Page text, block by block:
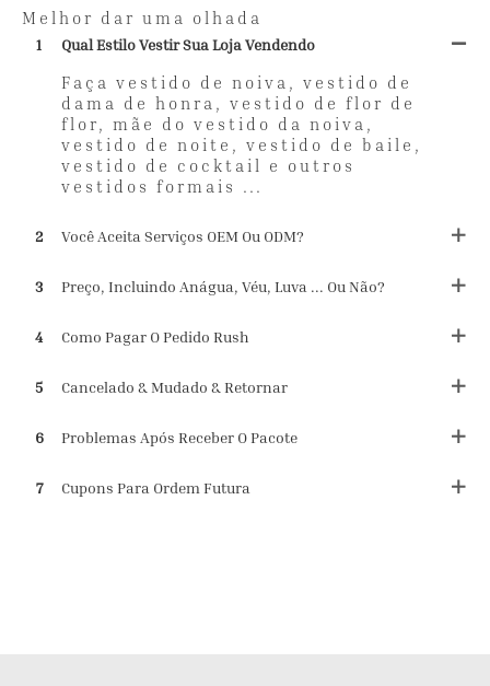
Melhor dar uma olhada
1 Qual Estilo Vestir Sua Loja Vendendo
Faça vestido de noiva, vestido de
dama de honra, vestido de flor de
flor, mãe do vestido da noiva,
vestido de noite, vestido de baile,
vestido de cocktail e outros
vestidos formais ...
2 Você Aceita Serviços OEM Ou ODM?
3 Preço, Incluindo Anágua, Véu, Luva ... Ou Não?
4 Como Pagar O Pedido Rush
5 Cancelado & Mudado & Retornar
6 Problemas Após Receber O Pacote
7 Cupons Para Ordem Futura